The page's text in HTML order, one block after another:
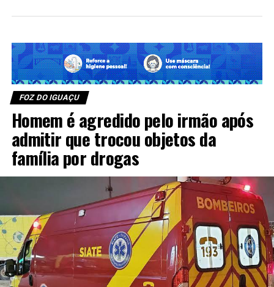
FOZ DO IGUAÇU
Homem é agredido pelo irmão após
admitir que trocou objetos da
família por drogas